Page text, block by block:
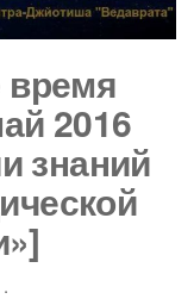
время
2016
знаний
.